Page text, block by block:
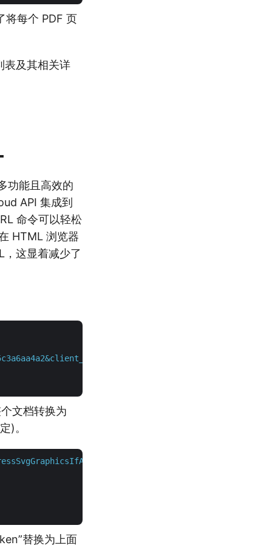
将每个 PDF 页
表及其相关详
功能且高效的
API 集成到
命令可以轻松
HTML 浏览器
，这显着减少了
文档转换为
)。
替换为上面